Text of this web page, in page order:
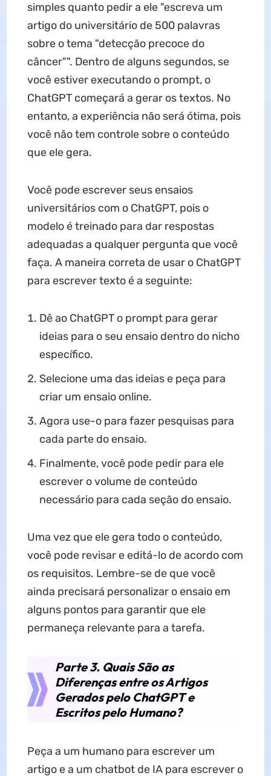
simples quanto pedir a ele "escreva um
artigo do universitário de 500 palavras
sobre o tema "detecção precoce do
câncer"". Dentro de alguns segundos, se
você estiver executando o prompt, o
ChatGPT começará a gerar os textos. No
entanto, a experiência não será ótima, pois
você não tem controle sobre o conteúdo
que ele gera.
Você pode escrever seus ensaios
universitários com o ChatGPT, pois o
modelo é treinado para dar respostas
adequadas a qualquer pergunta que você
faça. A maneira correta de usar o ChatGPT
para escrever texto é a seguinte:
Dê ao ChatGPT o prompt para gerar
ideias para o seu ensaio dentro do nicho
específico.
Selecione uma das ideias e peça para
criar um ensaio online.
Agora use-o para fazer pesquisas para
cada parte do ensaio.
Finalmente, você pode pedir para ele
escrever o volume de conteúdo
necessário para cada seção do ensaio.
Uma vez que ele gera todo o conteúdo,
você pode revisar e editá-lo de acordo com
os requisitos. Lembre-se de que você
ainda precisará personalizar o ensaio em
alguns pontos para garantir que ele
permaneça relevante para a tarefa.
Parte 3. Quais São as
Diferenças entre os Artigos
Gerados pelo ChatGPT e
Escritos pelo Humano?
Peça a um humano para escrever um
artigo e a um chatbot de IA para escrever o